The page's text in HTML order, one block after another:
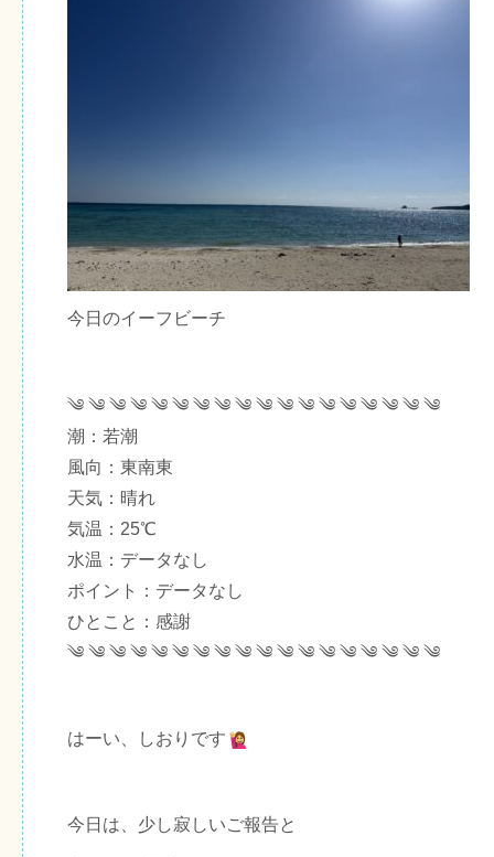
今日のイーフビーチ
༄ ༄ ༄ ༄ ༄ ༄ ༄ ༄ ༄ ༄ ༄ ༄ ༄ ༄ ༄ ༄ ༄ ༄
潮：若潮
風向：東南東
天気：晴れ
気温：25℃
水温：データなし
ポイント：データなし
ひとこと：感謝
༄ ༄ ༄ ༄ ༄ ༄ ༄ ༄ ༄ ༄ ༄ ༄ ༄ ༄ ༄ ༄ ༄ ༄
はーい、しおりです
今日は、少し寂しいご報告と